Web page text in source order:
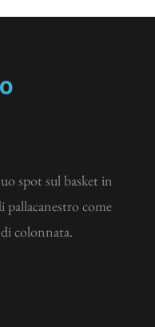
spot sul basket in
come
colonnata.